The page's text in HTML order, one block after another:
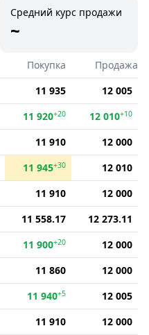
Средний курс продажи
~
Покупка
Продажа
11 935
12 005
11 920+20 12 010+10
11 910
12 000
11 945+30
12 010
11 910
12 000
11 558.17
12 273.11
11 900+20
12 000
11 860
12 000
11 940+5
12 005
11 910
12 000